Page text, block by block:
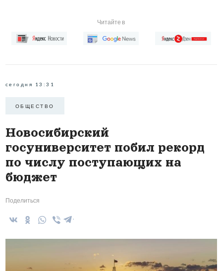
Читайте в
сегодня 13:31
ОБЩЕСТВО
Новосибирский
госуниверситет побил рекорд
по числу поступающих на
бюджет
Поделиться